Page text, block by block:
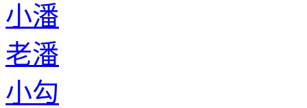
小潘
老潘
小勾